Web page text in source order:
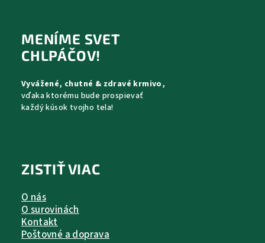
MENÍME SVET
CHLPÁČOV!
Vyvážené, chutné & zdravé krmivo,
vďaka ktorému bude prospievať
každý kúsok tvojho tela!
ZISTIŤ VIAC
O nás
O surovinách
Kontakt
Poštovné a doprava